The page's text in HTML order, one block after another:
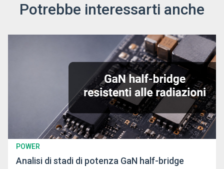
Potrebbe interessarti anche
POWER
Analisi di stadi di potenza GaN half-bridge